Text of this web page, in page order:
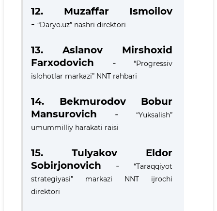
12. Muzaffar Ismoilov
- “Daryo.uz” nashri direktori
13. Aslanov Mirshoxid
Farxodovich -
“Progressiv
islohotlar markazi” NNT rahbari
14. Bekmurodov Bobur
Mansurovich -
“Yuksalish”
umummilliy harakati raisi
15.
Tulyakov Eldor
Sobirjonovich -
“Taraqqiyot
strategiyasi” markazi NNT ijrochi
direktori